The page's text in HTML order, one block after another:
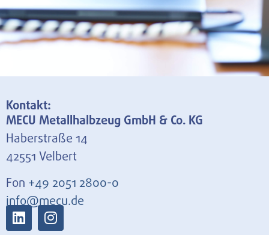
Kontakt:
MECU Metallhalbzeug GmbH & Co. KG
Haberstraße 14
42551 Velbert
Fon +49 2051 2800-0
info@mecu.de